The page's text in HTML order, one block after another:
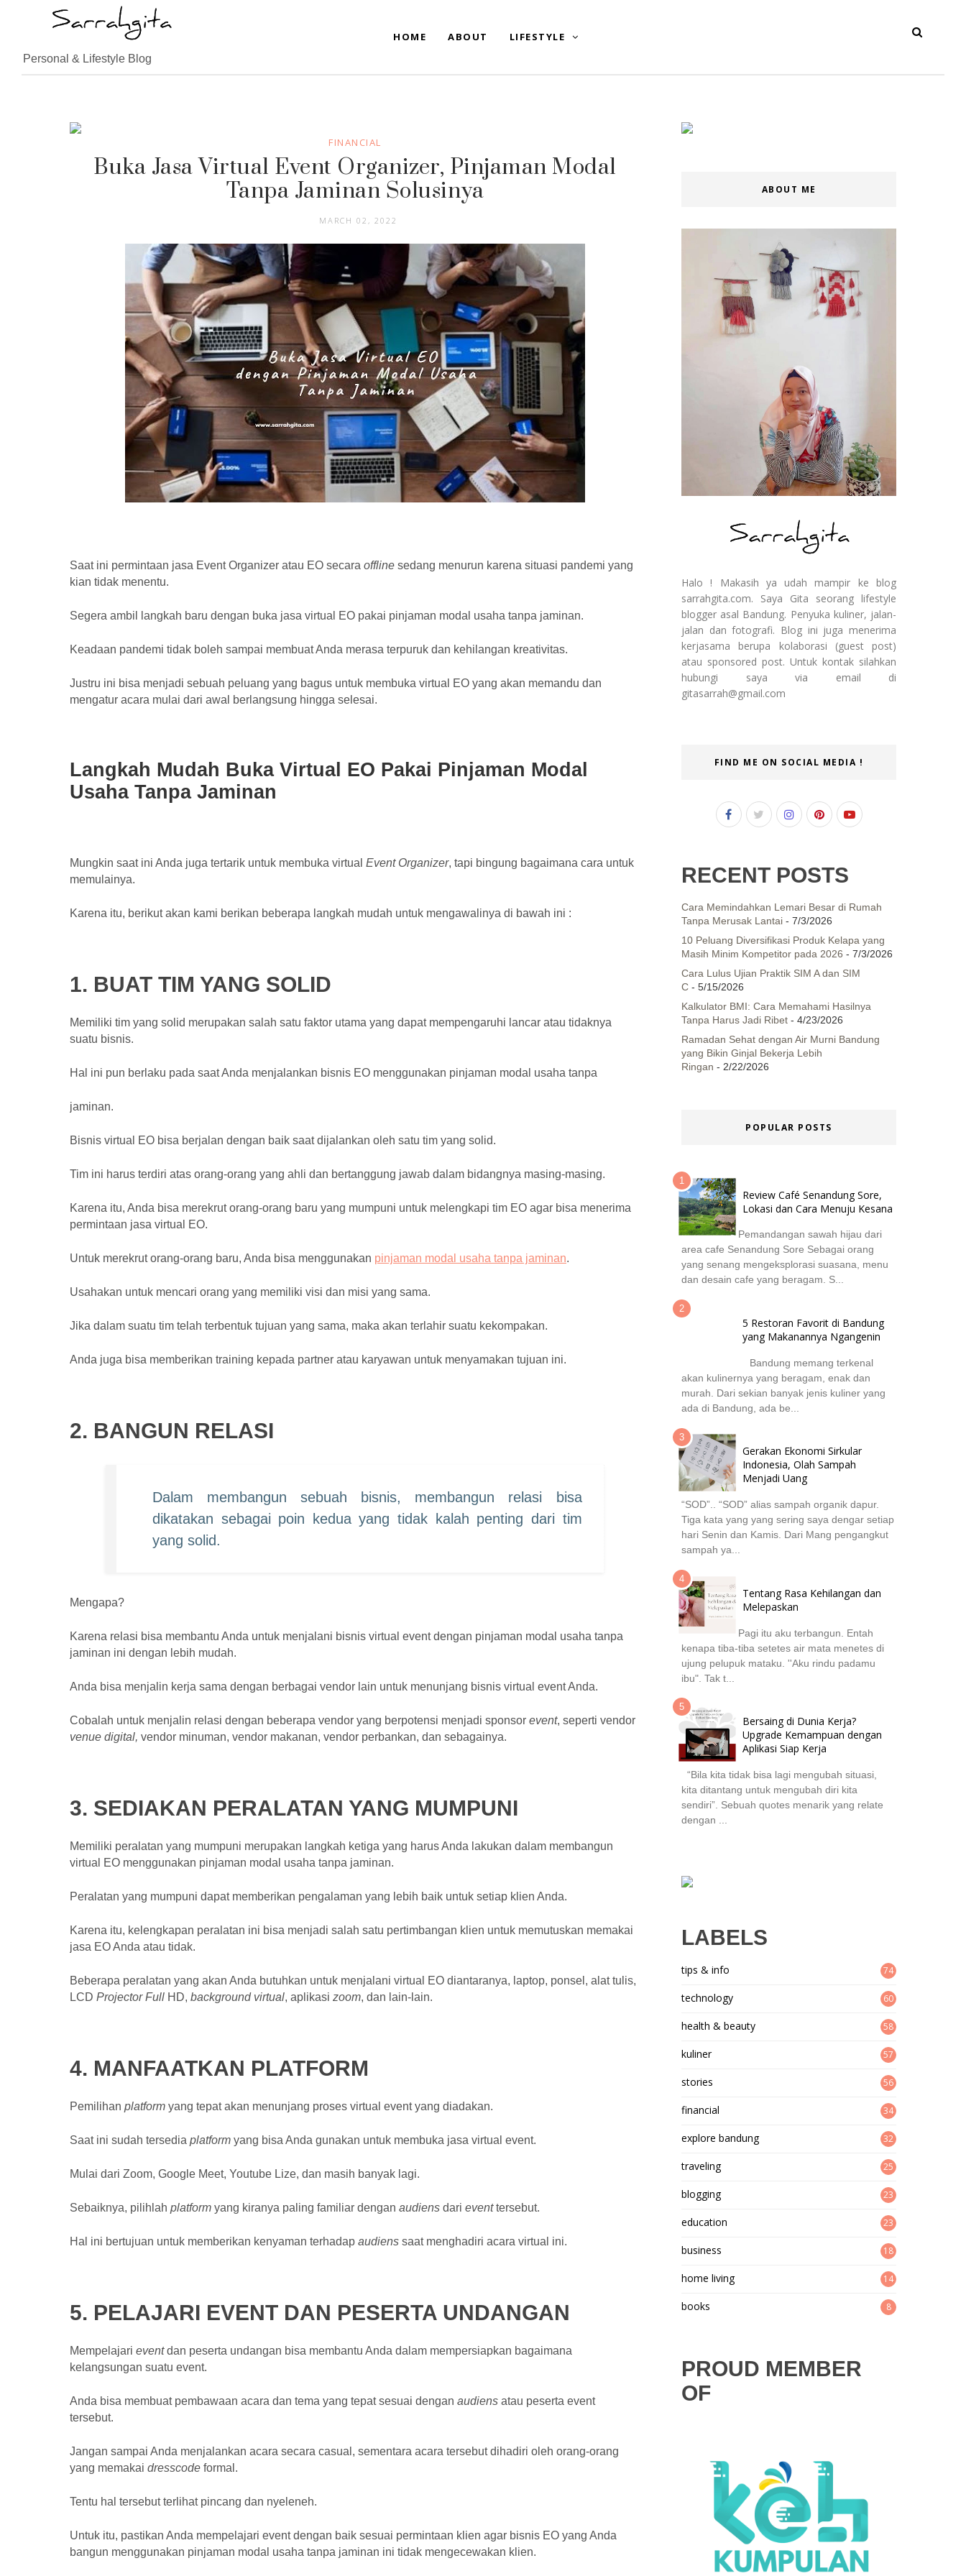
Personal & Lifestyle Blog
HOME ABOUT LIFESTYLE
FINANCIAL
Buka Jasa Virtual Event Organizer, Pinjaman Modal
Tanpa Jaminan Solusinya
MARCH 02, 2022
Saat ini permintaan jasa Event Organizer atau EO secara offline sedang menurun karena situasi pandemi yang
kian tidak menentu.
Segera ambil langkah baru dengan buka jasa virtual EO pakai pinjaman modal usaha tanpa jaminan.
Keadaan pandemi tidak boleh sampai membuat Anda merasa terpuruk dan kehilangan kreativitas.
Justru ini bisa menjadi sebuah peluang yang bagus untuk membuka virtual EO yang akan memandu dan
mengatur acara mulai dari awal berlangsung hingga selesai.
Langkah Mudah Buka Virtual EO Pakai Pinjaman Modal
Usaha Tanpa Jaminan
Mungkin saat ini Anda juga tertarik untuk membuka virtual Event Organizer, tapi bingung bagaimana cara untuk
memulainya.
Karena itu, berikut akan kami berikan beberapa langkah mudah untuk mengawalinya di bawah ini :
1. BUAT TIM YANG SOLID
Memiliki tim yang solid merupakan salah satu faktor utama yang dapat mempengaruhi lancar atau tidaknya
suatu bisnis.
Hal ini pun berlaku pada saat Anda menjalankan bisnis EO menggunakan pinjaman modal usaha tanpa
jaminan.
Bisnis virtual EO bisa berjalan dengan baik saat dijalankan oleh satu tim yang solid.
Tim ini harus terdiri atas orang-orang yang ahli dan bertanggung jawab dalam bidangnya masing-masing.
Karena itu, Anda bisa merekrut orang-orang baru yang mumpuni untuk melengkapi tim EO agar bisa menerima
permintaan jasa virtual EO.
Untuk merekrut orang-orang baru, Anda bisa menggunakan pinjaman modal usaha tanpa jaminan.
Usahakan untuk mencari orang yang memiliki visi dan misi yang sama.
Jika dalam suatu tim telah terbentuk tujuan yang sama, maka akan terlahir suatu kekompakan.
Anda juga bisa memberikan training kepada partner atau karyawan untuk menyamakan tujuan ini.
2. BANGUN RELASI
Dalam membangun sebuah bisnis, membangun relasi bisa
dikatakan sebagai poin kedua yang tidak kalah penting dari tim
yang solid.
Mengapa?
Karena relasi bisa membantu Anda untuk menjalani bisnis virtual event dengan pinjaman modal usaha tanpa
jaminan ini dengan lebih mudah.
Anda bisa menjalin kerja sama dengan berbagai vendor lain untuk menunjang bisnis virtual event Anda.
Cobalah untuk menjalin relasi dengan beberapa vendor yang berpotensi menjadi sponsor event, seperti vendor
venue digital, vendor minuman, vendor makanan, vendor perbankan, dan sebagainya.
3. SEDIAKAN PERALATAN YANG MUMPUNI
Memiliki peralatan yang mumpuni merupakan langkah ketiga yang harus Anda lakukan dalam membangun
virtual EO menggunakan pinjaman modal usaha tanpa jaminan.
Peralatan yang mumpuni dapat memberikan pengalaman yang lebih baik untuk setiap klien Anda.
Karena itu, kelengkapan peralatan ini bisa menjadi salah satu pertimbangan klien untuk memutuskan memakai
jasa EO Anda atau tidak.
Beberapa peralatan yang akan Anda butuhkan untuk menjalani virtual EO diantaranya, laptop, ponsel, alat tulis,
LCD Projector Full HD, background virtual, aplikasi zoom, dan lain-lain.
4. MANFAATKAN PLATFORM
Pemilihan platform yang tepat akan menunjang proses virtual event yang diadakan.
Saat ini sudah tersedia platform yang bisa Anda gunakan untuk membuka jasa virtual event.
Mulai dari Zoom, Google Meet, Youtube Lize, dan masih banyak lagi.
Sebaiknya, pilihlah platform yang kiranya paling familiar dengan audiens dari eventtersebut.
Hal ini bertujuan untuk memberikan kenyaman terhadap audiens saat menghadiri acara virtual ini.
5. PELAJARI EVENT DAN PESERTA UNDANGAN
Mempelajari eventdan peserta undangan bisa membantu Anda dalam mempersiapkan bagaimana
kelangsungan suatu event.
Anda bisa membuat pembawaan acara dan tema yang tepat sesuai dengan audiens atau peserta event
tersebut.
Jangan sampai Anda menjalankan acara secara casual, sementara acara tersebut dihadiri oleh orang-orang
yang memakai dresscode formal.
Tentu hal tersebut terlihat pincang dan nyeleneh.
Untuk itu, pastikan Anda mempelajari event dengan baik sesuai permintaan klien agar bisnis EO yang Anda
bangun menggunakan pinjaman modal usaha tanpa jaminan ini tidak mengecewakan klien.
ABOUT ME
Halo ! Makasih ya udah mampir ke blog
sarrahgita.com. Saya Gita seorang lifestyle
blogger asal Bandung. Penyuka kuliner, jalan-
jalan dan fotografi. Blog ini juga menerima
kerjasama berupa kolaborasi (guest post)
atau sponsored post. Untuk kontak silahkan
hubungi saya via email di
gitasarrah@gmail.com
FIND ME ON SOCIAL MEDIA !
RECENT POSTS
Cara Memindahkan Lemari Besar di Rumah
Tanpa Merusak Lantai - 7/3/2026
10 Peluang Diversifikasi Produk Kelapa yang
Masih Minim Kompetitor pada 2026 - 7/3/2026
Cara Lulus Ujian Praktik SIM A dan SIM
C - 5/15/2026
Kalkulator BMI: Cara Memahami Hasilnya
Tanpa Harus Jadi Ribet - 4/23/2026
Ramadan Sehat dengan Air Murni Bandung
yang Bikin Ginjal Bekerja Lebih
Ringan - 2/22/2026
POPULAR POSTS
Review Café Senandung Sore,
Lokasi dan Cara Menuju Kesana
Pemandangan sawah hijau dari
area cafe Senandung Sore Sebagai orang
yang senang mengeksplorasi suasana, menu
dan desain cafe yang beragam. S...
5 Restoran Favorit di Bandung
yang Makanannya Ngangenin
Bandung memang terkenal
akan kulinernya yang beragam, enak dan
murah. Dari sekian banyak jenis kuliner yang
ada di Bandung, ada be...
Gerakan Ekonomi Sirkular
Indonesia, Olah Sampah
Menjadi Uang
“SOD”.. “SOD” alias sampah organik dapur.
Tiga kata yang yang sering saya dengar setiap
hari Senin dan Kamis. Dari Mang pengangkut
sampah ya...
Tentang Rasa Kehilangan dan
Melepaskan
Pagi itu aku terbangun. Entah
kenapa tiba-tiba setetes air mata menetes di
ujung pelupuk mataku. ''Aku rindu padamu
ibu". Tak t...
Bersaing di Dunia Kerja?
Upgrade Kemampuan dengan
Aplikasi Siap Kerja
“Bila kita tidak bisa lagi mengubah situasi,
kita ditantang untuk mengubah diri kita
sendiri”. Sebuah quotes menarik yang relate
dengan ...
LABELS
tips & info 74
technology 60
health & beauty 58
kuliner 57
stories 56
financial 34
explore bandung 32
traveling 25
blogging 23
education 23
business 18
home living 14
books 8
PROUD MEMBER
OF